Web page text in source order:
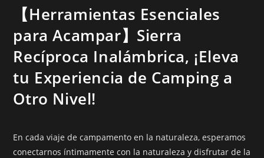
【Herramientas Esenciales
para Acampar】Sierra
Recíproca Inalámbrica, ¡Eleva
tu Experiencia de Camping a
Otro Nivel!
En cada viaje de campamento en la naturaleza, esperamos
conectarnos íntimamente con la naturaleza y disfrutar de la